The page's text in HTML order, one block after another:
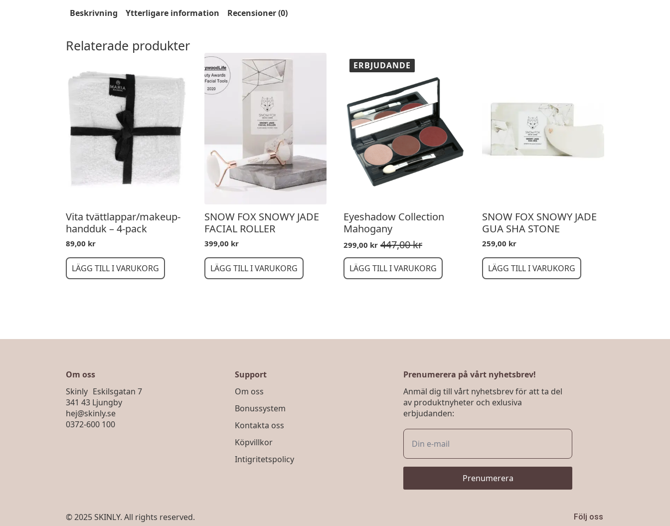
Beskrivning Ytterligare information Recensioner (0)
Relaterade produkter
Vita tvättlappar/makeup-
handduk – 4-pack
89,00 kr
LÄGG TILL I VARUKORG
SNOW FOX SNOWY JADE
FACIAL ROLLER
399,00 kr
LÄGG TILL I VARUKORG
ERBJUDANDE
Eyeshadow Collection
Mahogany
447,00kr
Det
ursprungliga
priset
var:
299,00 kr
Det
nuvarande
priset
är:
LÄGG TILL I VARUKORG
SNOW FOX SNOWY JADE
GUA SHA STONE
259,00 kr
LÄGG TILL I VARUKORG
Om oss
Skinly Eskilsgatan 7
341 43 Ljungby
hej@skinly.se
0372-600 100
Support
Om oss
Bonussystem
Kontakta oss
Köpvillkor
Intigritetspolicy
Prenumerera på vårt nyhetsbrev!
Anmäl dig till vårt nyhetsbrev för att ta del
av produktnyheter och exlusiva
erbjudanden:
Prenumerera
© 2025 SKINLY. All rights reserved. Följ oss